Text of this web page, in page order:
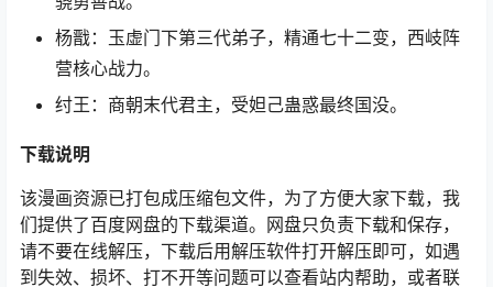
杨戬：玉虚门下第三代弟子，精通七十二变，西岐阵
营核心战力。
纣王：商朝末代君主，受妲己蛊惑最终国没。
下载说明
该漫画资源已打包成压缩包文件，为了方便大家下载，我
们提供了百度网盘的下载渠道。网盘只负责下载和保存，
请不要在线解压，下载后用解压软件打开解压即可，如遇
到失效、损坏、打不开等问题可以查看站内帮助，或者联